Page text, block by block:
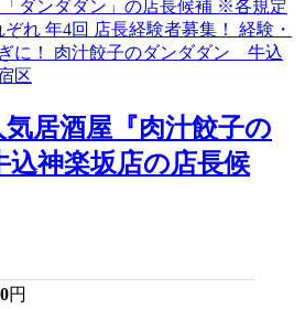
気居酒屋『肉汁餃子の
込神楽坂店の店長候
円